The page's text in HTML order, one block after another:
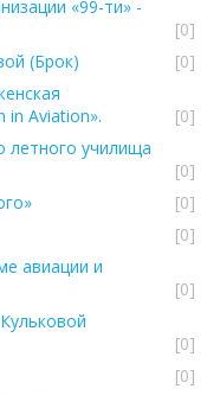
«99-ти» -
[0]
(Брок)
[0]
in Aviation».
[0]
летного училища
[0]
[0]
[0]
авиации и
[0]
[0]
[0]